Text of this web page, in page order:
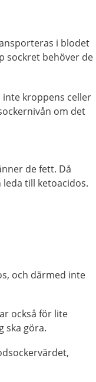
i blodet
sockret behöver de
kroppens celler
om det
de fett. Då
till ketoacidos.
och därmed inte
också för lite
ska göra.